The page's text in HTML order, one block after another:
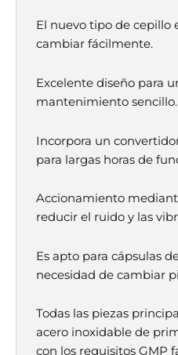
El nuevo tipo de cepillo
cambiar fácilmente.
Excelente diseño para
mantenimiento sencillo.
Incorpora un
para largas horas de
Accionamiento
reducir el ruido y las
Es apto para cápsulas
necesidad de cambiar
Todas las piezas
acero inoxidable de
con los requisitos GMP